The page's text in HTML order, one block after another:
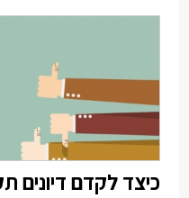
כיצד לקדם דיונים